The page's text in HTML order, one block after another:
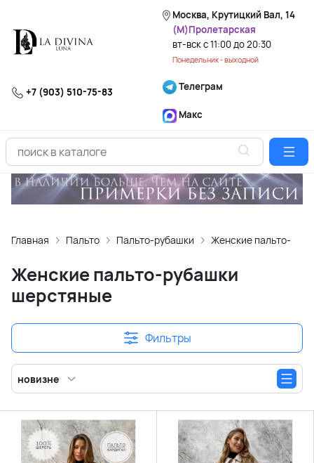
Москва, Крутицкий Вал, 14
(М)Пролетарская
вт-вск с 11:00 до 20:30
Понедельник - выходной
+7 (903) 510-75-83 Телеграм
Макс
Главная Пальто Пальто-рубашки Женские пальто-
Женские пальто-рубашки
шерстяные
Фильтры
новизне